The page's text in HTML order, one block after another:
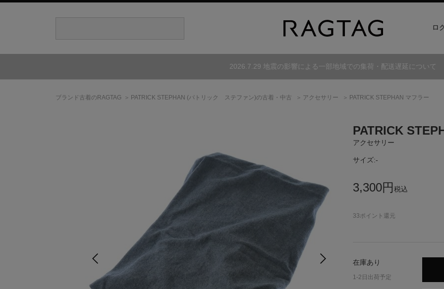
ロ
2026.7.29 地震の影響による一部地域での集荷・配送遅延について
ブランド古着のRAGTAG PATRICK STEPHAN (パトリック ステファン)の古着・中古 アクセサリー PATRICK STEPHAN マフラー
PATRICK
アクセサリー
サイズ:-
3,300円 税込
33ポイント還元
在庫あり
1-2日出荷予定